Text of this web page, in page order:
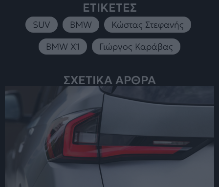
ΕΤΙΚΕΤΕΣ
SUV BMW Κώστας Στεφανής
BMW X1
Γιώργος Καράβας
ΣΧΕΤΙΚΑ ΑΡΘΡΑ